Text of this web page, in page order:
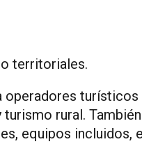
territoriales.
rural.
equipos